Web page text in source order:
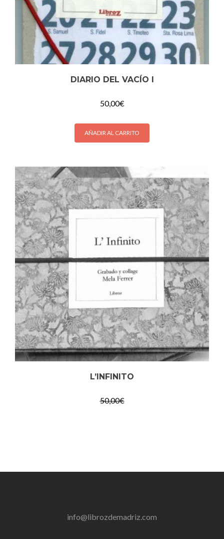
DIARIO DEL VACÍO I
50,00€
AÑADIR AL CARRITO
L’INFINITO
50,00€
info@librozdemadriz.com